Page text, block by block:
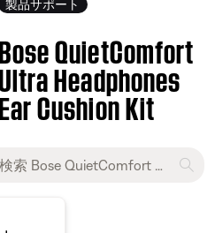
製品サポート
QuietComfort
Headphones
Cushion Kit